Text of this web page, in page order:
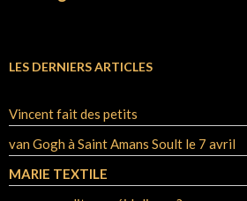
LES DERNIERS ARTICLES
Vincent fait des petits
van Gogh à Saint Amans Soult le 7 avril
MARIE TEXTILE